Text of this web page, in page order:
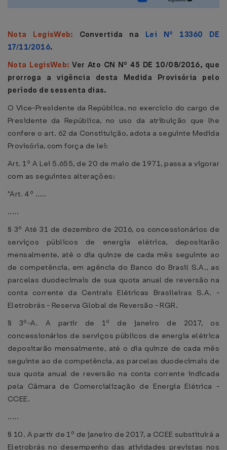
Nota LegisWeb: Convertida na Lei Nº 13360 DE
17/11/2016.
Nota LegisWeb:Ver Ato CN Nº 45 DE 10/08/2016, que
prorroga a vigência desta Medida Provisória pelo
período de sessenta dias.
O Vice-Presidente da República, no exercício do cargo de
Presidente da República, no uso da atribuição que lhe
confere o art. 62 da Constituição, adota a seguinte Medida
Provisória, com força de lei:
Art. 1º A Lei 5.655, de 20 de maio de 1971, passa a vigorar
com as seguintes alterações:
"Art. 4º .....
.....
§ 3º Até 31 de dezembro de 2016, os concessionários de
serviços públicos de energia elétrica, depositarão
mensalmente, até o dia quinze de cada mês seguinte ao
de competência, em agência do Banco do Brasil S.A., as
parcelas duodecimais de sua quota anual de reversão na
conta corrente da Centrais Elétricas Brasileiras S.A. -
Eletrobrás - Reserva Global de Reversão - RGR.
§ 3º-A. A partir de 1º de janeiro de 2017, os
concessionários de serviços públicos de energia elétrica
depositarão mensalmente, até o dia quinze de cada mês
seguinte ao de competência, as parcelas duodecimais de
sua quota anual de reversão na conta corrente indicada
pela Câmara de Comercialização de Energia Elétrica -
CCEE.
.....
§ 10. A partir de 1º de janeiro de 2017, a CCEE substituirá a
Eletrobrás no desempenho das atividades previstas nos